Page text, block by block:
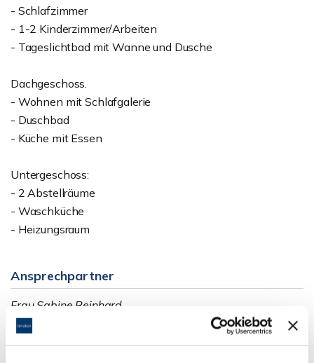
- Schlafzimmer
- 1-2 Kinderzimmer/Arbeiten
- Tageslichtbad mit Wanne und Dusche
Dachgeschoss.
- Wohnen mit Schlafgalerie
- Duschbad
- Küche mit Essen
Untergeschoss:
- 2 Abstellräume
- Waschküche
- Heizungsraum
Ansprechpartner
Frau Sabine Reinhard
Telefon: 06207 - 203 12 46
Telefax: 06071 - 391 99 79